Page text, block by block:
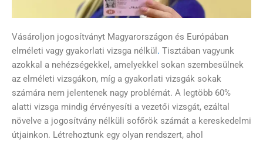
Vásároljon jogosítványt Magyarországon és Európában
elméleti vagy gyakorlati vizsga nélkül . Tisztában vagyunk
azokkal a nehézségekkel, amelyekkel sokan szembesülnek
az elméleti vizsgákon, míg a gyakorlati vizsgák sokak
számára nem jelentenek nagy problémát. A legtöbb 60%
alatti vizsga mindig érvényesíti a vezetői vizsgát, ezáltal
növelve a jogosítvány nélküli sofőrök számát a kereskedelmi
útjainkon. Létrehoztunk egy olyan rendszert, ahol